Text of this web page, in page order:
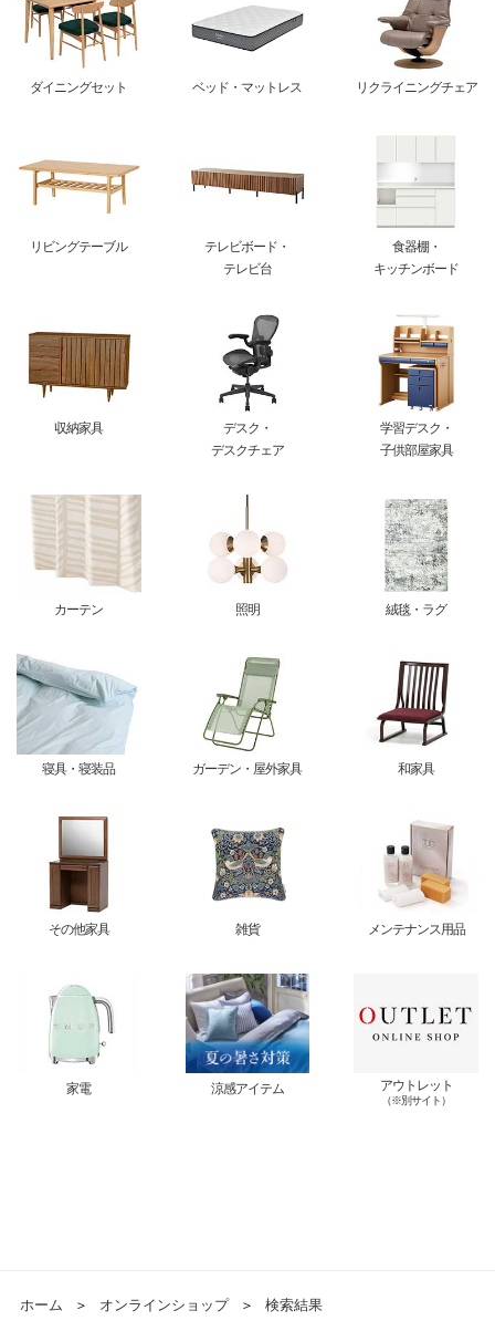
ダイニングセット ベッド・マットレス リクライニングチェア
リビングテーブル
テレビボード・
テレビ台
食器棚・
キッチンボード
収納家具
デスク・
デスクチェア
学習デスク・
子供部屋家具
カーテン 照明 絨毯・ラグ
寝具・寝装品 ガーデン・屋外家具 和家具
その他家具 雑貨 メンテナンス用品
家電 涼感アイテム アウトレット
（※別サイト）
ホーム ＞ オンラインショップ ＞ 検索結果